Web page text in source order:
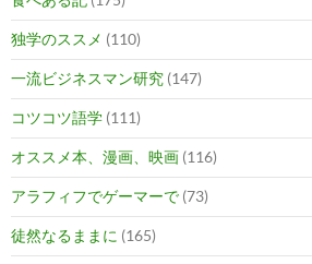
独学のススメ (110)
一流ビジネスマン研究 (147)
コツコツ語学 (111)
オススメ本、漫画、映画 (116)
アラフィフでゲーマーで (73)
徒然なるままに (165)